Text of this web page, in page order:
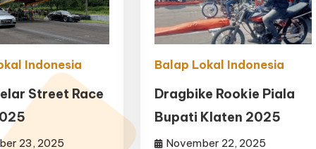
Indonesia
Street Race
23, 2025
Balap Lokal Indonesia
Dragbike Rookie Piala
Bupati Klaten 2025
November 22, 2025